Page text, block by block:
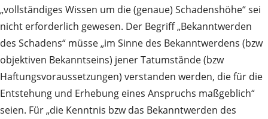
„vollständiges Wissen um die (genaue) Schadenshöhe“ sei
nicht erforderlich gewesen. Der Begriff „Bekanntwerden
des Schadens“ müsse „im Sinne des Bekanntwerdens (bzw
objektiven Bekanntseins) jener Tatumstände (bzw
Haftungsvoraussetzungen) verstanden werden, die für die
Entstehung und Erhebung eines Anspruchs maßgeblich“
seien. Für „die Kenntnis bzw das Bekanntwerden des